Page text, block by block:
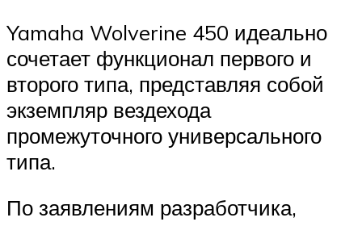
Yamaha Wolverine 450 идеально
сочетает функционал первого и
второго типа, представляя собой
экземпляр вездехода
промежуточного универсального
типа.
По заявлениям разработчика,